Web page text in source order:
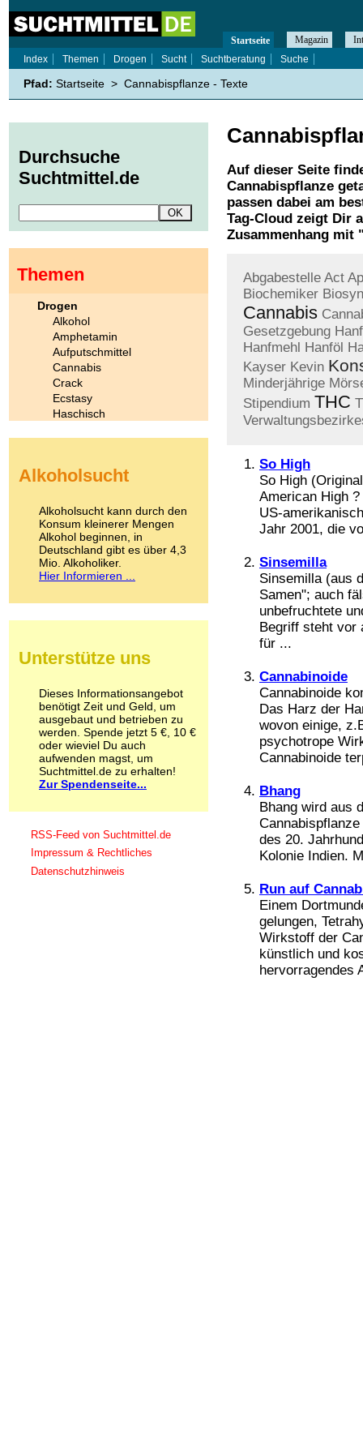
Auf dieser Seite
Cannabispflanze
passen dabei am
Tag-Cloud zeigt Dir
Zusammenhang mit
Abgabestelle Act
Biochemiker
Cannabis
Gesetzgebung Hanf
Hanfmehl Hanföl
Kayser Kevin
Minderjährige
Stipendium THC
So High
So High
American High
US-
Jahr 2001, die
Sinsemilla
Sinsemilla (aus
Samen"; auch
unbefruchtete
Begriff steht vor
für ...
Cannabinoide
Cannabinoide
Das Harz der
wovon einige,
psychotrope
Cannabinoide
Bhang
Bhang wird aus
des 20.
Kolonie Indien.
Run auf
Einem
gelungen,
Wirkstoff der
künstlich und
hervorragendes
Startseite Magazin
Index
Themen Drogen Sucht Suchtberatung Suche
Pfad: Startseite > Cannabispflanze - Texte
Durchsuche
Suchtmittel.de
Themen
Drogen
Alkohol
Amphetamin
Aufputschmittel
Cannabis
Crack
Ecstasy
Haschisch
Kokain
LSD
Marihuana
Medikamente
Meskalin
Metamphetamin
Methadon
Pilze
Psychopharmaka
Schlafmittel
Schmerzmittel
Schnüffelstoffe
Spice
Sucht / Süchte
Alkoholsucht
Co-Abhängigkeit
Computersucht
Ess-Brechsucht
Essstörungen
Fernsehsucht
Alkoholsucht
Alkoholsucht kann durch den
Konsum kleinerer Mengen
Alkohol beginnen, in
Deutschland gibt es über 4,3
Mio. Alkoholiker.
Hier Informieren ...
Unterstütze uns
Dieses Informationsangebot
benötigt Zeit und Geld, um
ausgebaut und betrieben zu
werden. Spende jetzt 5 €, 10 €
oder wieviel Du auch
aufwenden magst, um
Suchtmittel.de zu erhalten!
Zur Spendenseite...
RSS-Feed von Suchtmittel.de
Impressum & Rechtliches
Datenschutzhinweis